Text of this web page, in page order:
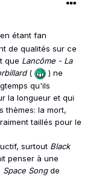
étant fan
de qualités sur ce
que Lancôme - La
(
) ne
qu'ils
la longueur et qui
thèmes: la mort,
taillés pour le
surtout Black
penser à une
Space Songde